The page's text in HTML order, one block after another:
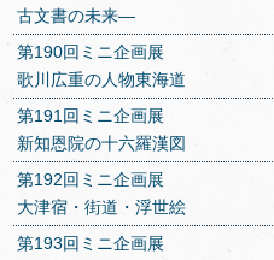
古文書の未来―
第190回ミニ企画展
歌川広重の人物東海道
第191回ミニ企画展
新知恩院の十六羅漢図
第192回ミニ企画展
大津宿・街道・浮世絵
第193回ミニ企画展